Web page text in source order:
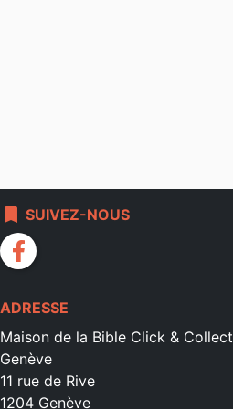
bookmark SUIVEZ-NOUS
facebook
ADRESSE
Maison de la Bible Click & Collect
Genève
11 rue de Rive
1204 Genève